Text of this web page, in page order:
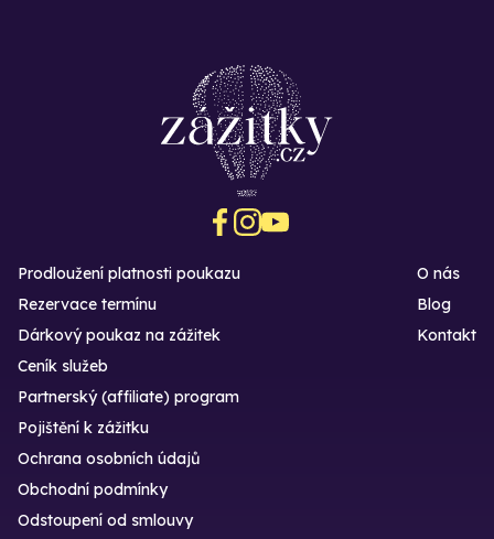
Prodloužení platnosti poukazu
Rezervace termínu
Dárkový poukaz na zážitek
O nás
Blog
Kontakt
Ceník služeb
Partnerský (affiliate) program
Pojištění k zážitku
Ochrana osobních údajů
Obchodní podmínky
Odstoupení od smlouvy